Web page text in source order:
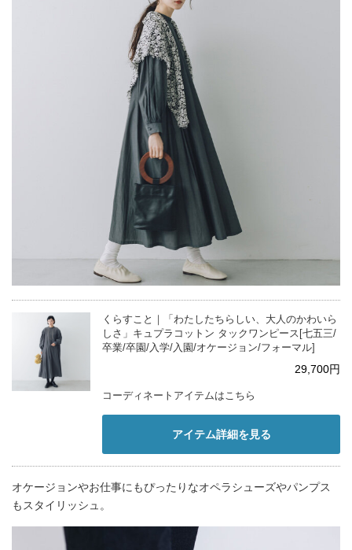
くらすこと｜「わたしたちらしい、大人のかわいら
しさ」キュプラコットン タックワンピース[七五三/
卒業/卒園/入学/入園/オケージョン/フォーマル]
29,700円
コーディネートアイテムはこちら
アイテム詳細を見る
オケージョンやお仕事にもぴったりなオペラシューズやパンプス
もスタイリッシュ。